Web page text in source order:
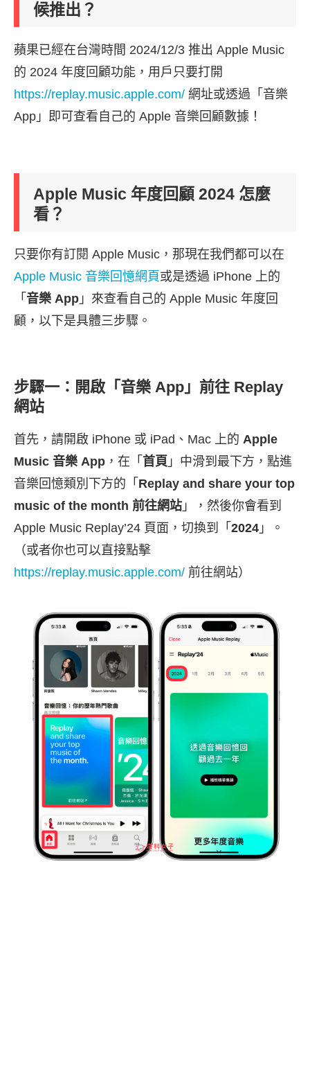
候推出？
蘋果已經在台灣時間 2024/12/3 推出 Apple Music
的 2024 年度回顧功能，用戶只要打開
https://replay.music.apple.com/ 網址或透過「音樂
App」即可查看自己的 Apple 音樂回顧數據！
Apple Music 年度回顧 2024 怎麼
看？
只要你有訂閱 Apple Music，那現在我們都可以在
Apple Music 音樂回憶網頁或是透過 iPhone 上的
「 音樂 App 」來查看自己的 Apple Music 年度回
顧，以下是具體三步驟。
步驟一：開啟「音樂 App」前往 Replay
網站
首先，請開啟 iPhone 或 iPad、Mac 上的 Apple
Music 音樂 App ，在「 首頁 」中滑到最下方，點進
音樂回憶類別下方的「 Replay and share your top
music of the month 前往網站 」，然後你會看到
Apple Music Replay’24 頁面，切換到「 2024 」。
（或者你也可以直接點擊
https://replay.music.apple.com/ 前往網站）